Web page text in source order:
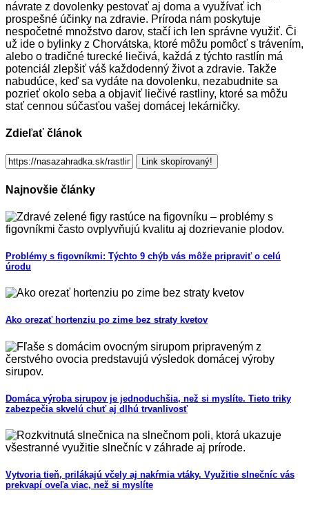
návrate z dovolenky pestovať aj doma a využívať ich
prospešné účinky na zdravie. Príroda nám poskytuje
nespočetné množstvo darov, stačí ich len správne využiť. Či
už ide o bylinky z Chorvátska, ktoré môžu pomôcť s trávením,
alebo o tradičné turecké liečivá, každá z týchto rastlín má
potenciál zlepšiť váš každodenný život a zdravie. Takže
nabudúce, keď sa vydáte na dovolenku, nezabudnite sa
pozrieť okolo seba a objaviť liečivé rastliny, ktoré sa môžu
stať cennou súčasťou vašej domácej lekárničky.
Zdieľať článok
Link skopírovaný!
Najnovšie články
Problémy s figovníkmi: Týchto 9 chýb vás môže pripraviť o celú
úrodu
Ako orezať hortenziu po zime bez straty kvetov
Domáca výroba sirupov je jednoduchšia, než si myslíte. Tieto triky
zabezpečia skvelú chuť aj dlhú trvanlivosť
Vytvoria tieň, prilákajú včely aj nakŕmia vtáky. Využitie slnečníc vás
prekvapí oveľa viac, než si myslíte